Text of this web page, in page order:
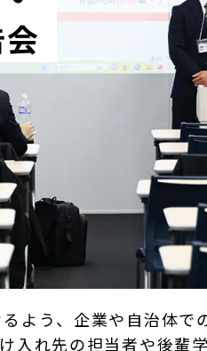
よう、企業や自治体で
入れ先の担当者や後輩